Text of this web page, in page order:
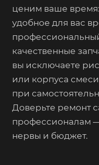
ценим ваше
удобное для вас
качественные
вы исключаете
или корпуса
при
Доверьте ремонт
профессионалам
нервы и бюджет.